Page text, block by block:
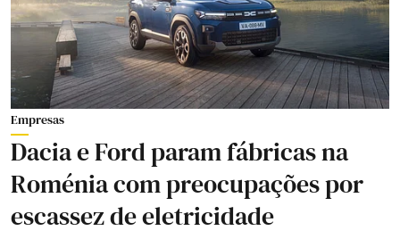
Empresas
Dacia e Ford param fábricas na
Roménia com preocupações por
escassez de eletricidade